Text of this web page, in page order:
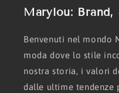
Marylou:
Benvenuti nel mondo
moda dove lo stile
nostra storia, i valori
dalle ultime tendenze